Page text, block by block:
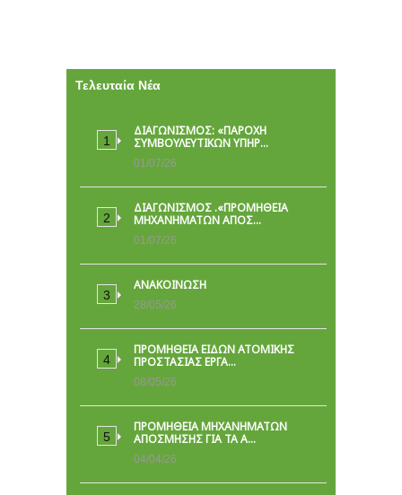
Τελευταία Νέα
ΔΙΑΓΩΝΙΣΜΟΣ: «ΠΑΡΟΧΉ
ΣΥΜΒΟΥΛΕΥΤΙΚΏΝ ΥΠΗΡ…
01/07/26
ΔΙΑΓΩΝΙΣΜΟΣ .«ΠΡΟΜΗΘΕΙΑ
ΜΗΧΑΝΗΜΑΤΩΝ ΑΠΟΣ…
01/07/26
ΑΝΑΚΟΙΝΩΣΗ
28/05/26
ΠΡΟΜΉΘΕΙΑ ΕΙΔΏΝ ΑΤΟΜΙΚΉΣ
ΠΡΟΣΤΑΣΊΑΣ ΕΡΓΑ…
08/05/26
ΠΡΟΜΗΘΕΙΑ ΜΗΧΑΝΗΜΑΤΩΝ
ΑΠΟΣΜΗΣΗΣ ΓΙΑ ΤΑ Α…
04/04/26